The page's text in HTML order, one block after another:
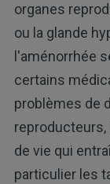
organes
ou la glande
l'aménorrhée
certains
problèmes de
de vie qui
particulier les